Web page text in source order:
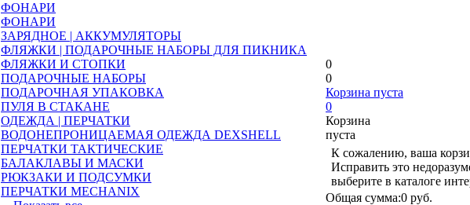
ФОНАРИ
ФОНАРИ
ЗАРЯДНОЕ | АККУМУЛЯТОРЫ
ФЛЯЖКИ | ПОДАРОЧНЫЕ НАБОРЫ ДЛЯ ПИКНИКА
ФЛЯЖКИ И СТОПКИ
ПОДАРОЧНЫЕ НАБОРЫ
ПОДАРОЧНАЯ УПАКОВКА
ПУЛЯ В СТАКАНЕ
ОДЕЖДА | ПЕРЧАТКИ
ВОДОНЕПРОНИЦАЕМАЯ ОДЕЖДА DEXSHELL
ПЕРЧАТКИ ТАКТИЧЕСКИЕ
БАЛАКЛАВЫ И МАСКИ
РЮКЗАКИ И ПОДСУМКИ
ПЕРЧАТКИ MECHANIX
0
0
Корзина пуста
0
Корзина
пуста
К сожалению, ваша
Исправить это
выберите в каталоге
Общая сумма:0 руб.